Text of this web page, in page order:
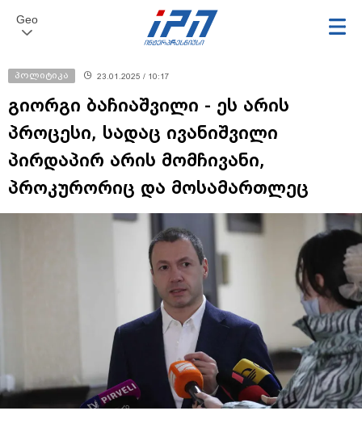
Geo
პოლიტიკა 23.01.2025 / 10:17
გიორგი ბაჩიაშვილი - ეს არის
პროცესი, სადაც ივანიშვილი
პირდაპირ არის მომჩივანი,
პროკურორიც და მოსამართლეც